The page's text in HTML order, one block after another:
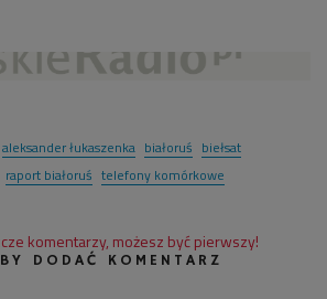
aleksander łukaszenka białoruś biełsat
raport białoruś telefony komórkowe
komentarzy, możesz być pierwszy!
DODAĆ KOMENTARZ